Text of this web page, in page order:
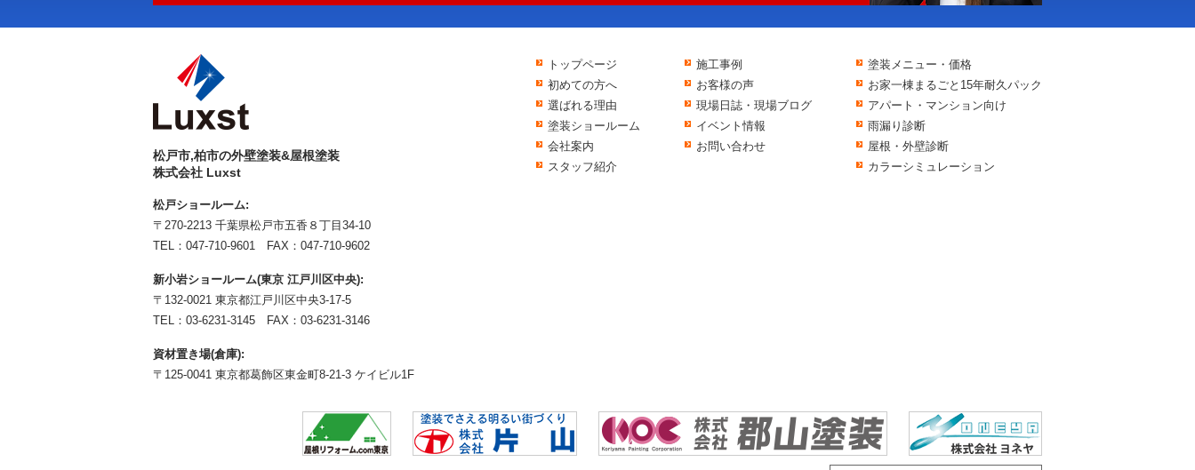
松戸市,柏市の外壁塗装&屋根塗装
株式会社 Luxst
松戸ショールーム:
〒270-2213 千葉県松戸市五香８丁目34-10
TEL： 047-710-9601 FAX：047-710-9602
新小岩ショールーム(東京 江戸川区中央):
〒132-0021 東京都江戸川区中央3-17-5
TEL： 03-6231-3145 FAX：03-6231-3146
資材置き場(倉庫):
〒125-0041 東京都葛飾区東金町8-21-3 ケイビル1F
トップページ
初めての方へ
選ばれる理由
塗装ショールーム
会社案内
スタッフ紹介
施工事例
お客様の声
現場日誌・現場ブログ
イベント情報
お問い合わせ
塗装メニュー・価格
お家一棟まるごと15年耐久パック
アパート・マンション向け
雨漏り診断
屋根・外壁診断
カラーシミュレーション